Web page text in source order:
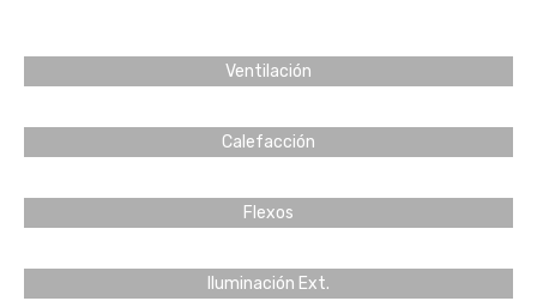
Ventilación
Calefacción
Flexos
Iluminación Ext.